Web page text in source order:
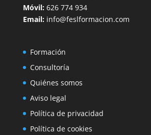
Móvil: 626 774 934
Email: info@feslformacion.com
Formación
Consultoría
Quiénes somos
Aviso legal
Política de privacidad
Política de cookies